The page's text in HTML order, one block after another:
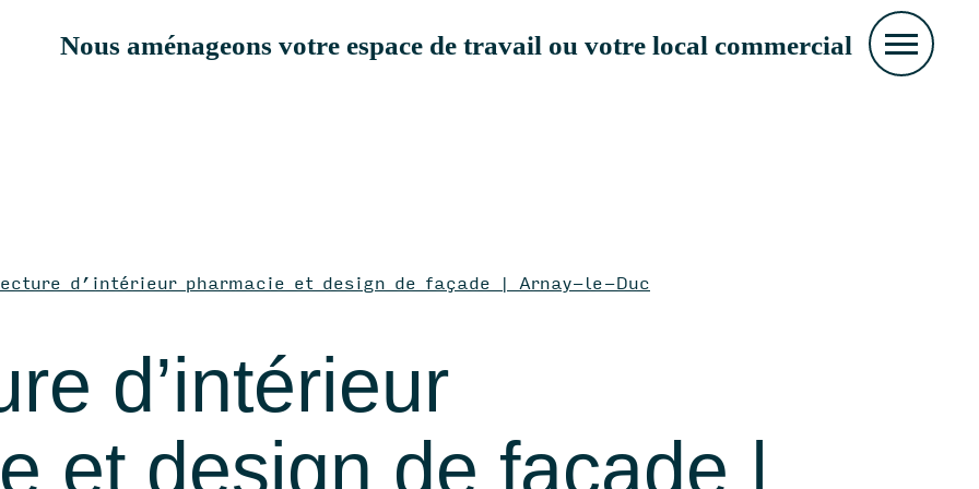
Nous aménageons votre espace de travail ou votre local commercial
de bureaux
de showroom
de pharmacie
d’intérieur pharmacie et design de façade | Arnay-le-Duc
d’intérieur
et design de façade |